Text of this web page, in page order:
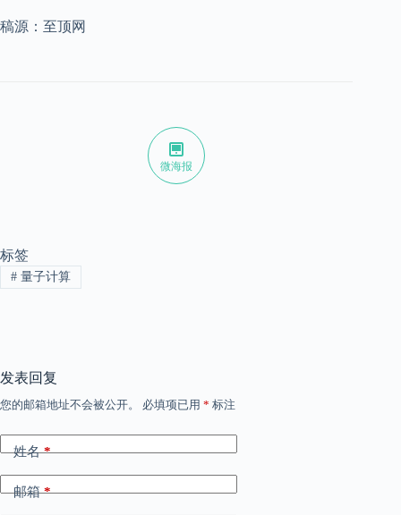
稿源：至顶网
微海报
标签
#量子计算
发表回复
您的邮箱地址不会被公开。 必填项已用 * 标注
姓名*
邮箱*